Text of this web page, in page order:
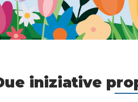
iniziative